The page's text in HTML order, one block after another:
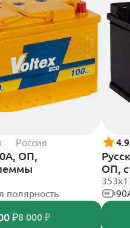
Россия
ОП,
полярность
₽8 000 ₽
4.9
ОП,